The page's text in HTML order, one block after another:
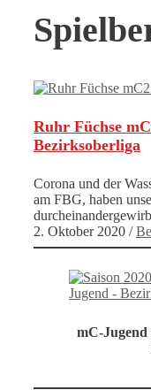
Ruhr Füchse
Bezirksoberliga
Corona und der
am FBG, haben
2. Oktober 2020 /
mC-Jugend